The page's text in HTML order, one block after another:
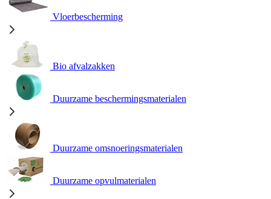
Vloerbescherming
Bio afvalzakken
Duurzame beschermingsmaterialen
Duurzame omsnoeringsmaterialen
Duurzame opvulmaterialen